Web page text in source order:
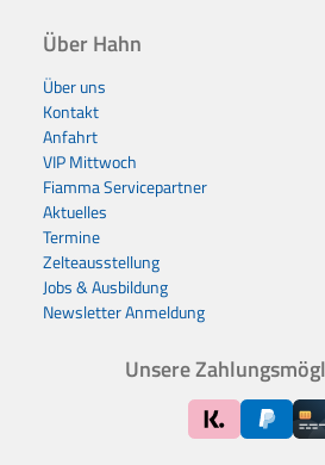
Über Hahn
Über uns
Kontakt
Anfahrt
VIP Mittwoch
Fiamma Servicepartner
Aktuelles
Termine
Zelteausstellung
Jobs & Ausbildung
Newsletter Anmeldung
Unsere